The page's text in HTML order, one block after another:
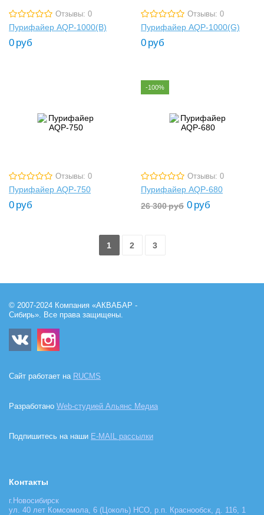
Отзывы: 0
Пурифайер AQP-1000(B)
0 руб
Отзывы: 0
Пурифайер AQP-1000(G)
0 руб
Отзывы: 0
Пурифайер AQP-750
0 руб
-100%
Отзывы: 0
Пурифайер AQP-680
26 300руб 0 руб
1 2 3
© 2007-2024 Компания «АКВАБАР -
Сибирь». Все права защищены.
Сайт работает на RUCMS
Разработано Web-студией Альянс Медиа
Подпишитесь на наши E-MAIL рассылки
Контакты
г.Новосибирск
ул. 40 лет Комсомола, 6 (Цоколь) НСО, р.п. Краснообск, д. 116, 1